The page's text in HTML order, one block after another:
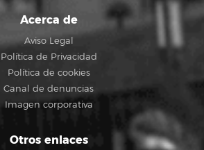
Acerca de
Aviso Legal
Política de Privacidad
Política de cookies
Canal de denuncias
Imagen corporativa
Otros enlaces